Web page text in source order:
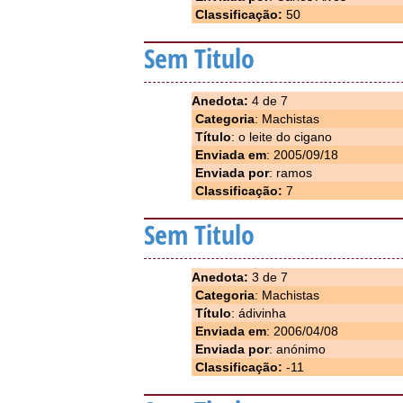
Classificação: 50
Sem Titulo
Anedota: 4 de 7
Categoria: Machistas
Título: o leite do cigano
Enviada em: 2005/09/18
Enviada por: ramos
Classificação: 7
Sem Titulo
Anedota: 3 de 7
Categoria: Machistas
Título: ádivinha
Enviada em: 2006/04/08
Enviada por: anónimo
Classificação: -11